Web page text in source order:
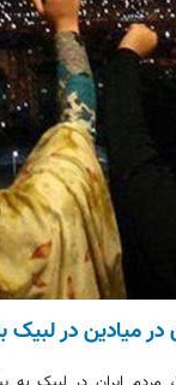
در میادین در لبیک